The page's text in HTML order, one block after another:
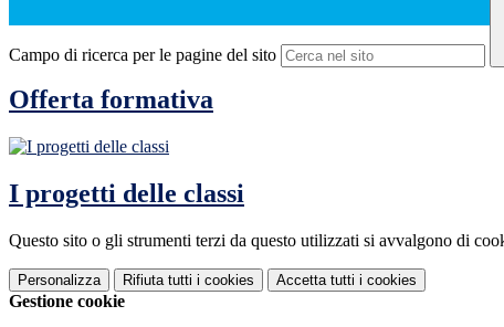
Campo di ricerca per le pagine del sito
Offerta formativa
I progetti delle classi
Questo sito o gli strumenti terzi da questo utilizzati si avvalgono di
Personalizza Rifiuta tutti i cookies Accetta tutti i cookies
Gestione cookie